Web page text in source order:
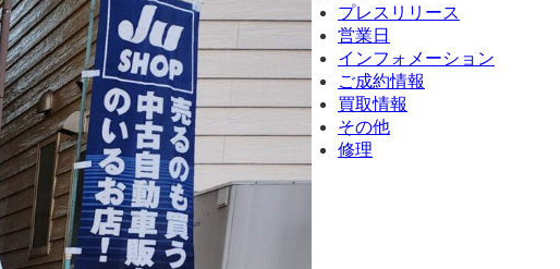
プレスリリース
営業日
インフォメーション
ご成約情報
買取情報
その他
修理